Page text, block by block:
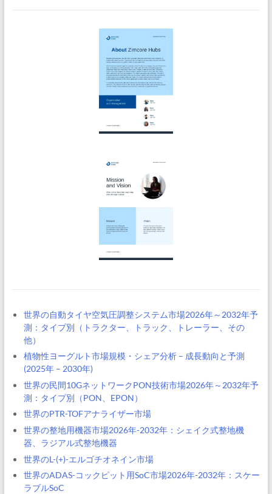
世界の自動タイヤ空気圧調整システム市場2026年～2032年予
測：タイプ別（トラクター、トラック、トレーラー、その
他）
植物性ヨーグルト市場規模・シェア分析 – 成長動向と予測
(2025年 – 2030年)
世界の民間10GネットワークPON技術市場2026年～2032年予
測：タイプ別（PON、EPON）
世界のPTR-TOFアナライザー市場
世界の整地用機器市場2026年-2032年：シェイク式整地機
器、ラジアル式整地機器
世界のL-(+)-エルゴチオネイン市場
世界のADAS-コックピット用SoC市場2026年-2032年：スケー
ラブルSoC